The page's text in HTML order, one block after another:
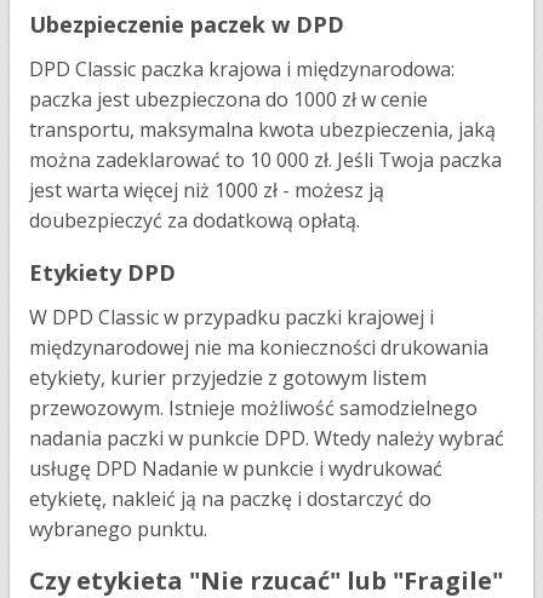
Ubezpieczenie paczek w DPD
DPD Classic paczka krajowa i międzynarodowa:
paczka jest ubezpieczona do 1000 zł w cenie
transportu, maksymalna kwota ubezpieczenia, jaką
można zadeklarować to 10 000 zł. Jeśli Twoja paczka
jest warta więcej niż 1000 zł - możesz ją
doubezpieczyć za dodatkową opłatą.
Etykiety DPD
W DPD Classic w przypadku paczki krajowej i
międzynarodowej nie ma konieczności drukowania
etykiety, kurier przyjedzie z gotowym listem
przewozowym. Istnieje możliwość samodzielnego
nadania paczki w punkcie DPD. Wtedy należy wybrać
usługę DPD Nadanie w punkcie i wydrukować
etykietę, nakleić ją na paczkę i dostarczyć do
wybranego punktu.
Czy etykieta "Nie rzucać" lub "Fragile"